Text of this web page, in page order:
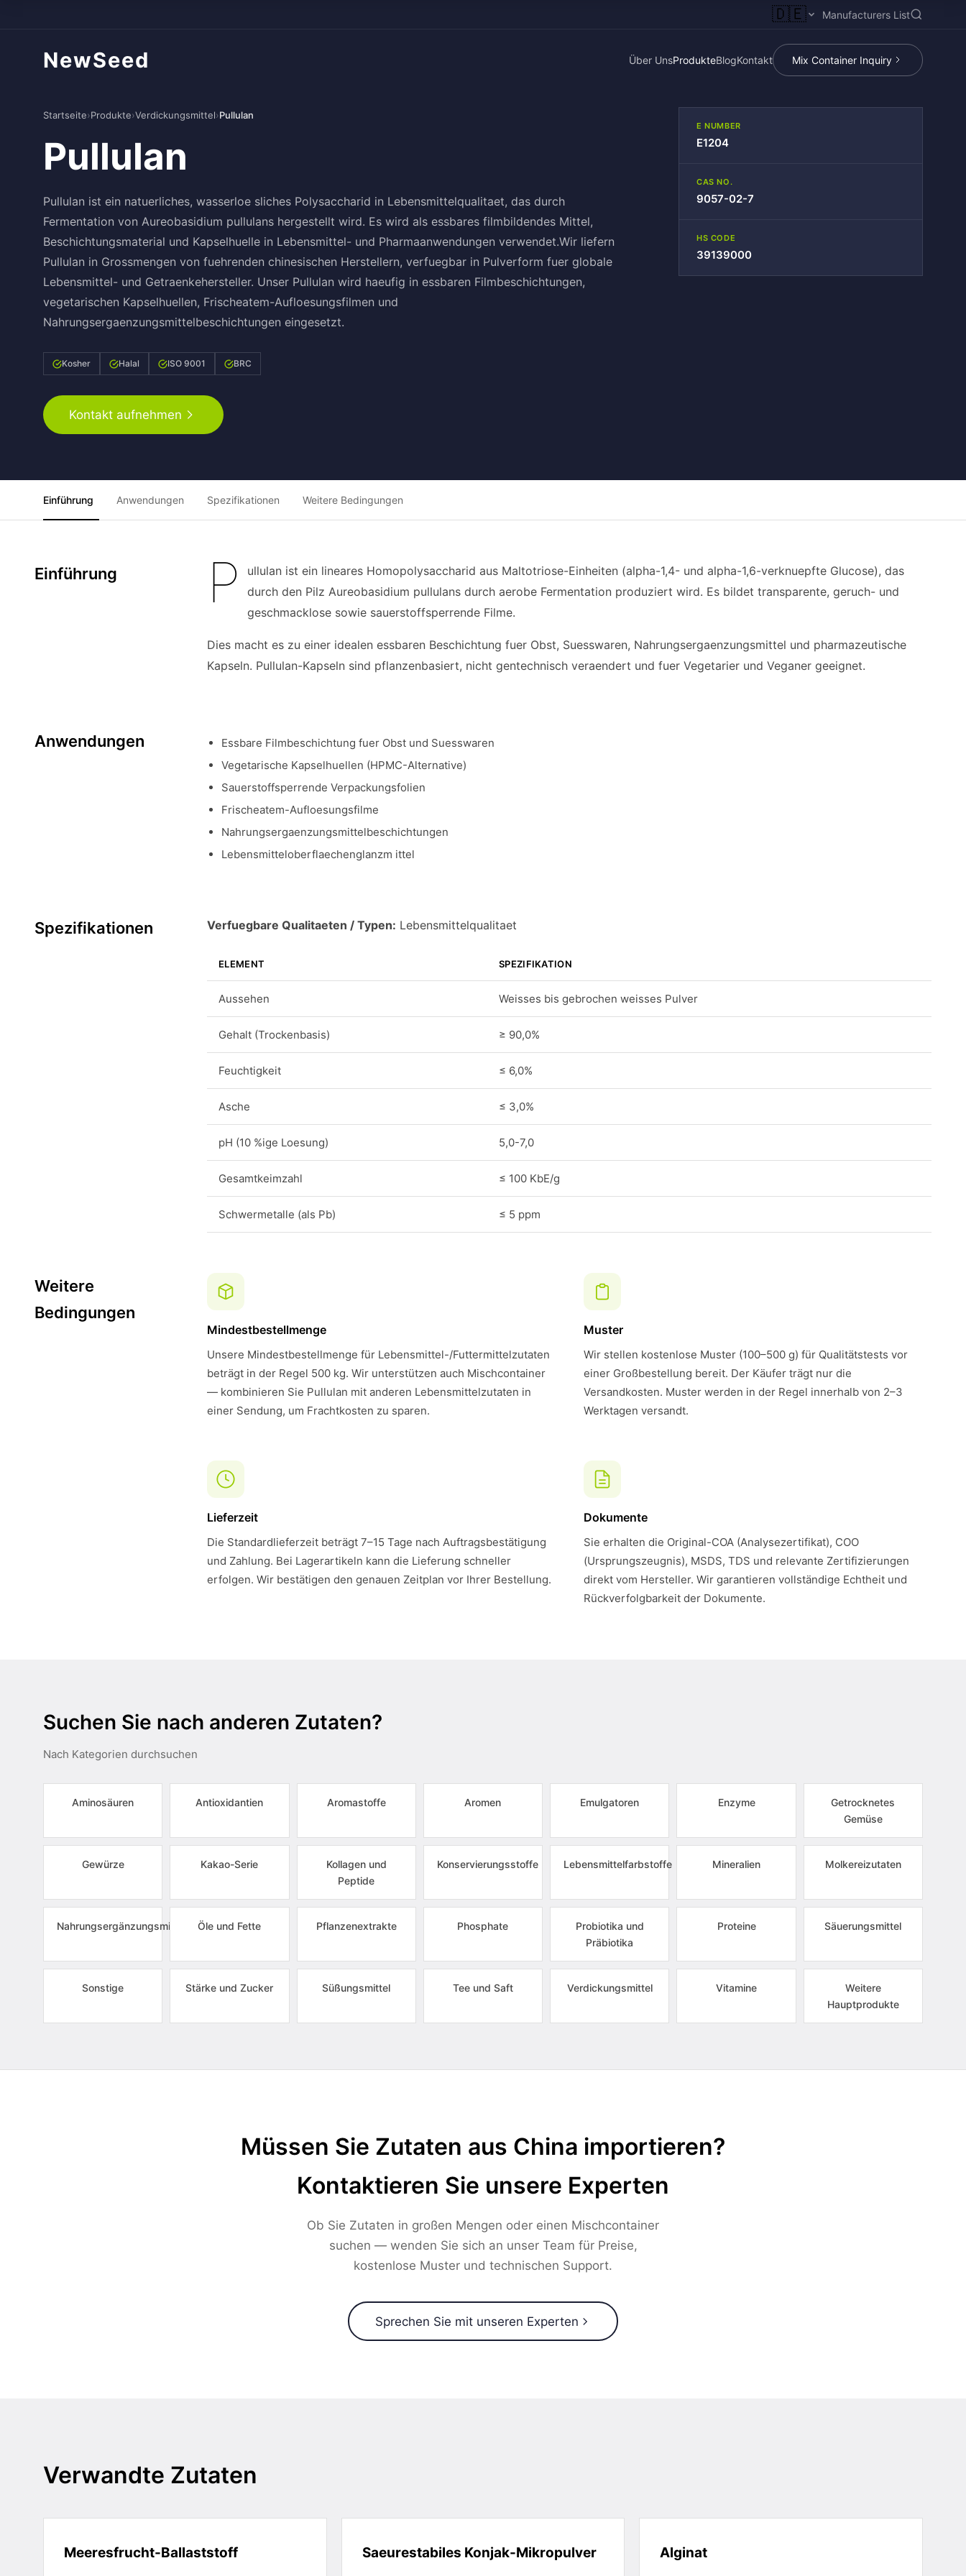
🇩🇪 Manufacturers List
NewSeed Über UnsProdukteBlogKontakt Mix Container Inquiry
Startseite›Produkte›Verdickungsmittel›Pullulan
Pullulan
Pullulan ist ein natuerliches, wasserloe sliches Polysaccharid in Lebensmittelqualitaet, das durch
Fermentation von Aureobasidium pullulans hergestellt wird. Es wird als essbares filmbildendes Mittel,
Beschichtungsmaterial und Kapselhuelle in Lebensmittel- und Pharmaanwendungen verwendet.Wir liefern
Pullulan in Grossmengen von fuehrenden chinesischen Herstellern, verfuegbar in Pulverform fuer globale
Lebensmittel- und Getraenkehersteller. Unser Pullulan wird haeufig in essbaren Filmbeschichtungen,
vegetarischen Kapselhuellen, Frischeatem-Aufloesungsfilmen und
Nahrungsergaenzungsmittelbeschichtungen eingesetzt.
Kosher Halal ISO 9001 BRC
Kontakt aufnehmen
E NUMBER
E1204
CAS NO.
9057-02-7
HS CODE
39139000
Einführung Anwendungen Spezifikationen Weitere Bedingungen
Einführung P
ullulan ist ein lineares Homopolysaccharid aus Maltotriose-Einheiten (alpha-1,4- und alpha-1,6-verknuepfte Glucose), das
durch den Pilz Aureobasidium pullulans durch aerobe Fermentation produziert wird. Es bildet transparente, geruch- und
geschmacklose sowie sauerstoffsperrende Filme.
Dies macht es zu einer idealen essbaren Beschichtung fuer Obst, Suesswaren, Nahrungsergaenzungsmittel und pharmazeutische
Kapseln. Pullulan-Kapseln sind pflanzenbasiert, nicht gentechnisch veraendert und fuer Vegetarier und Veganer geeignet.
Anwendungen
Essbare Filmbeschichtung fuer Obst und Suesswaren
Vegetarische Kapselhuellen (HPMC-Alternative)
Sauerstoffsperrende Verpackungsfolien
Frischeatem-Aufloesungsfilme
Nahrungsergaenzungsmittelbeschichtungen
Lebensmitteloberflaechenglanzm ittel
Spezifikationen Verfuegbare Qualitaeten / Typen: Lebensmittelqualitaet
ELEMENT SPEZIFIKATION
Aussehen Weisses bis gebrochen weisses Pulver
Gehalt (Trockenbasis) ≥ 90,0%
Feuchtigkeit ≤ 6,0%
Asche ≤ 3,0%
pH (10 %ige Loesung) 5,0-7,0
Gesamtkeimzahl ≤ 100 KbE/g
Schwermetalle (als Pb) ≤ 5 ppm
Weitere
Bedingungen
Mindestbestellmenge
Unsere Mindestbestellmenge für Lebensmittel-/Futtermittelzutaten
beträgt in der Regel 500 kg. Wir unterstützen auch Mischcontainer
— kombinieren Sie Pullulan mit anderen Lebensmittelzutaten in
einer Sendung, um Frachtkosten zu sparen.
Muster
Wir stellen kostenlose Muster (100–500 g) für Qualitätstests vor
einer Großbestellung bereit. Der Käufer trägt nur die
Versandkosten. Muster werden in der Regel innerhalb von 2–3
Werktagen versandt.
Lieferzeit
Die Standardlieferzeit beträgt 7–15 Tage nach Auftragsbestätigung
und Zahlung. Bei Lagerartikeln kann die Lieferung schneller
erfolgen. Wir bestätigen den genauen Zeitplan vor Ihrer Bestellung.
Dokumente
Sie erhalten die Original-COA (Analysezertifikat), COO
(Ursprungszeugnis), MSDS, TDS und relevante Zertifizierungen
direkt vom Hersteller. Wir garantieren vollständige Echtheit und
Rückverfolgbarkeit der Dokumente.
Suchen Sie nach anderen Zutaten?
Nach Kategorien durchsuchen
Aminosäuren Antioxidantien Aromastoffe Aromen Emulgatoren Enzyme
Getrocknetes
Gemüse
Gewürze Kakao-Serie
Kollagen und
Peptide
Konservierungsstoffe Lebensmittelfarbstoffe Mineralien Molkereizutaten
Nahrungsergänzungsmittel Öle und Fette Pflanzenextrakte Phosphate
Probiotika und
Präbiotika
Proteine Säuerungsmittel
Sonstige Stärke und Zucker Süßungsmittel Tee und Saft Verdickungsmittel Vitamine
Weitere
Hauptprodukte
Müssen Sie Zutaten aus China importieren?
Kontaktieren Sie unsere Experten
Ob Sie Zutaten in großen Mengen oder einen Mischcontainer
suchen — wenden Sie sich an unser Team für Preise,
kostenlose Muster und technischen Support.
Sprechen Sie mit unseren Experten
Verwandte Zutaten
Meeresfrucht-Ballaststoff Saeurestabiles Konjak-Mikropulver Alginat